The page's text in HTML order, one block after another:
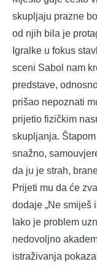
skupljaju prazne
od njih bila je
Igralke u fokus
sceni Sabol nam
predstave,
prišao nepoznati
prijetio fizičkim
skupljanja.
snažno,
da ju je strah,
Prijeti mu da će
dodaje „Ne smiješ
Iako je problem
nedovoljno
istraživanja